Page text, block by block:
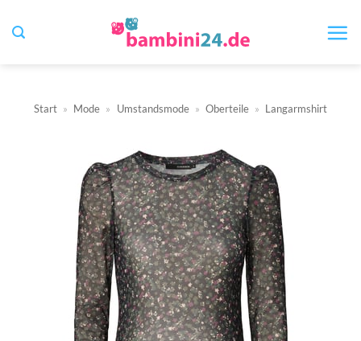
Inhalt
Start » Mode » Umstandsmode » Oberteile » Langarmshirt